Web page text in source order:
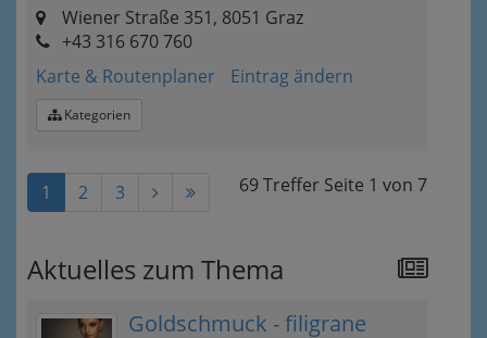
Wiener Straße 351, 8051 Graz
+43 316 670 760
Karte & Routenplaner
Eintrag ändern
Kategorien
69 Treffer Seite 1 von 7
1 2 3
Aktuelles zum Thema
Goldschmuck - filigrane